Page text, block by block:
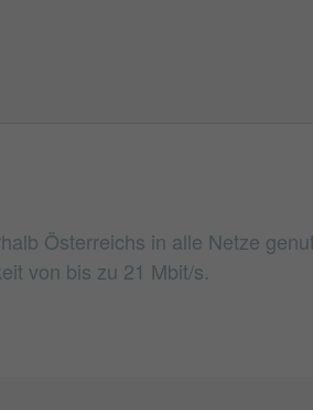
Österreichs in alle Netze
von bis zu 21 Mbit/s.